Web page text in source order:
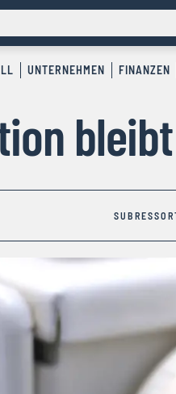
UNTERNEHMEN FINANZEN